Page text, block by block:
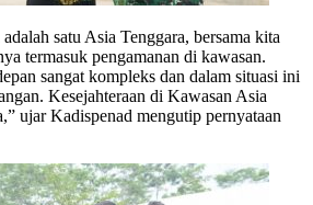
satu Asia Tenggara, bersama kita
termasuk pengamanan di kawasan.
sangat kompleks dan dalam situasi ini
Kesejahteraan di Kawasan Asia
ujar Kadispenad mengutip pernyataan